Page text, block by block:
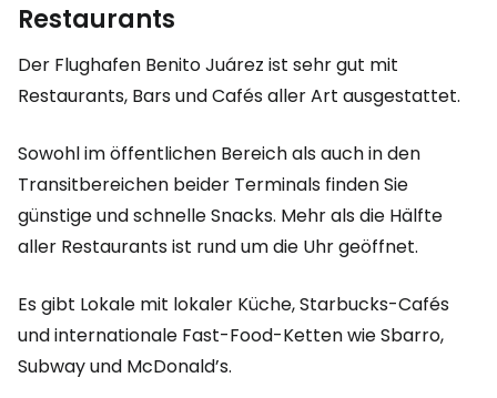
Restaurants
Der Flughafen Benito Juárez ist sehr gut mit
Restaurants, Bars und Cafés aller Art ausgestattet.
Sowohl im öffentlichen Bereich als auch in den
Transitbereichen beider Terminals finden Sie
günstige und schnelle Snacks. Mehr als die Hälfte
aller Restaurants ist rund um die Uhr geöffnet.
Es gibt Lokale mit lokaler Küche, Starbucks-Cafés
und internationale Fast-Food-Ketten wie Sbarro,
Subway und McDonald’s.